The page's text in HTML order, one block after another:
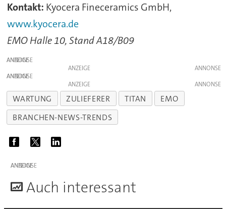
Kontakt: Kyocera Fineceramics GmbH,
www.kyocera.de
EMO Halle 10, Stand A18/B09
ANZEIGE
ANZEIGE
ANZEIGE
ANZEIGE
WARTUNG ZULIEFERER TITAN
EMO
BRANCHEN-NEWS-TRENDS
ANZEIGE
Auch interessant